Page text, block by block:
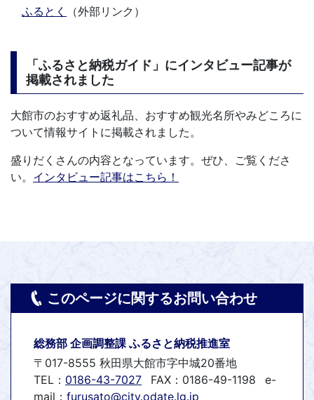
ふるとく
（外部リンク）
「ふるさと納税ガイド」にインタビュー記事が
掲載されました
大館市のおすすめ返礼品、おすすめ観光名所やみどころに
ついて情報サイトに掲載されました。
盛りだくさんの内容となっています。ぜひ、ご覧くださ
い。 インタビュー記事はこちら！
このページに関するお問い合わせ
総務部 企画調整課 ふるさと納税推進室
〒017-8555 秋田県大館市字中城20番地
TEL： 0186-43-7027 FAX：0186-49-1198
e-
mail： furusato@city.odate.lg.jp